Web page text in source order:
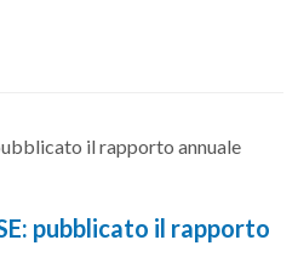
pubblicato il rapporto